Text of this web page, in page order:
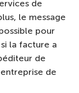
de
le message
pour
la facture a
de
de